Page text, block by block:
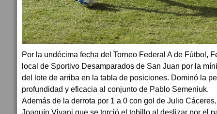
Por la undécima fecha del Torneo Federal A de Fútbol,
local de Sportivo Desamparados de San Juan por la
del lote de arriba en la tabla de posiciones. Dominó la
profundidad y eficacia al conjunto de Pablo Semeniuk.
Además de la derrota por 1 a 0 con gol de Julio
Joaquín Vivani que se torció el tobillo al deslizar por el